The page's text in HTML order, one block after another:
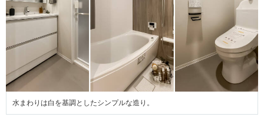
水まわりは白を基調としたシンプルな造り。